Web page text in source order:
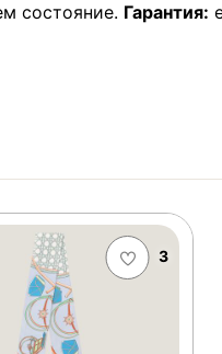
состояние. Гарантия:
3